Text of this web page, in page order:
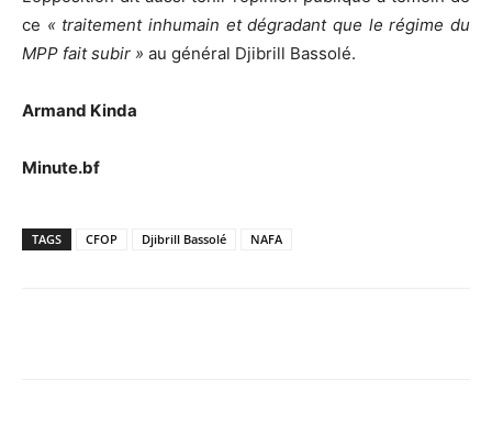
ce « traitement inhumain et dégradant que le régime du
MPP fait subir » au général Djibrill Bassolé.
Armand Kinda
Minute.bf
TAGS CFOP Djibrill Bassolé NAFA